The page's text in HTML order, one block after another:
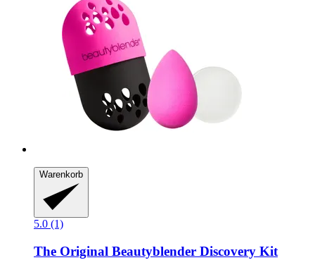
Warenkorb
5.0 (1)
The Original Beautyblender Discovery Kit